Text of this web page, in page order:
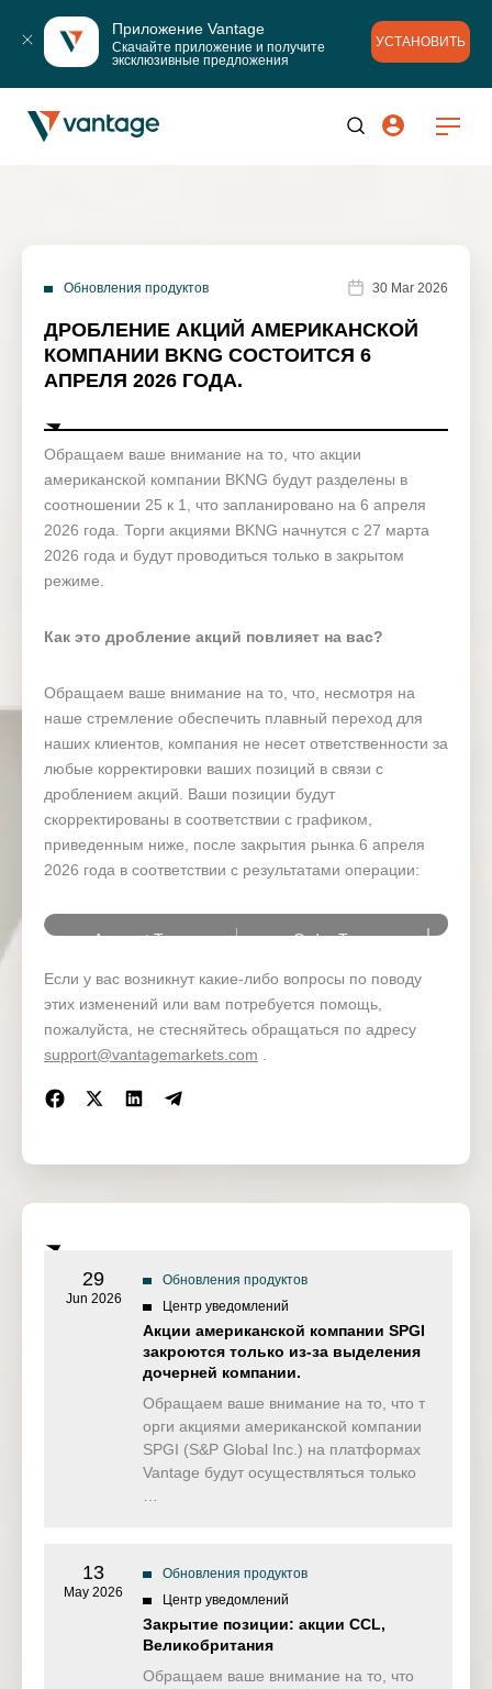
Приложение Vantage
Скачайте приложение и получите
эксклюзивные предложения
УСТАНОВИТЬ
Обновления продуктов 30 Mar 2026
ДРОБЛЕНИЕ АКЦИЙ АМЕРИКАНСКОЙ
КОМПАНИИ BKNG СОСТОИТСЯ 6
АПРЕЛЯ 2026 ГОДА.
Обращаем ваше внимание на то, что акции
американской компании BKNG будут разделены в
соотношении 25 к 1, что запланировано на 6 апреля
2026 года. Торги акциями BKNG начнутся с 27 марта
2026 года и будут проводиться только в закрытом
режиме.
Как это дробление акций повлияет на вас?
Обращаем ваше внимание на то, что, несмотря на
наше стремление обеспечить плавный переход для
наших клиентов, компания не несет ответственности за
любые корректировки ваших позиций в связи с
дроблением акций. Ваши позиции будут
скорректированы в соответствии с графиком,
приведенным ниже, после закрытия рынка 6 апреля
2026 года в соответствии с результатами операции:
Account Type Order Type
Live
Open positions
Stop loss / take profit
Open positions
Если у вас возникнут какие-либо вопросы по поводу
этих изменений или вам потребуется помощь,
пожалуйста, не стесняйтесь обращаться по адресу
support@vantagemarkets.com
29
Jun 2026
Обновления продуктов
Центр уведомлений
Акции американской компании SPGI
закроются только из-за выделения
дочерней компании.
Обращаем ваше внимание на то, что т
орги акциями американской компании
SPGI (S&P Global Inc.) на платформах
Vantage будут осуществляться только
13
May 2026
Обновления продуктов
Центр уведомлений
Закрытие позиции: акции CCL,
Великобритания
Обращаем ваше внимание на то, что